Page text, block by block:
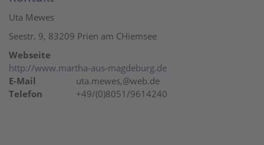
Uta Mewes
Seestr. 9, 83209 Prien am CHiemsee
Webseite
http://www.martha-aus-magdeburg.de
E-Mail
uta.mewes,@web.de
Telefon
+49/(0)8051/9614240